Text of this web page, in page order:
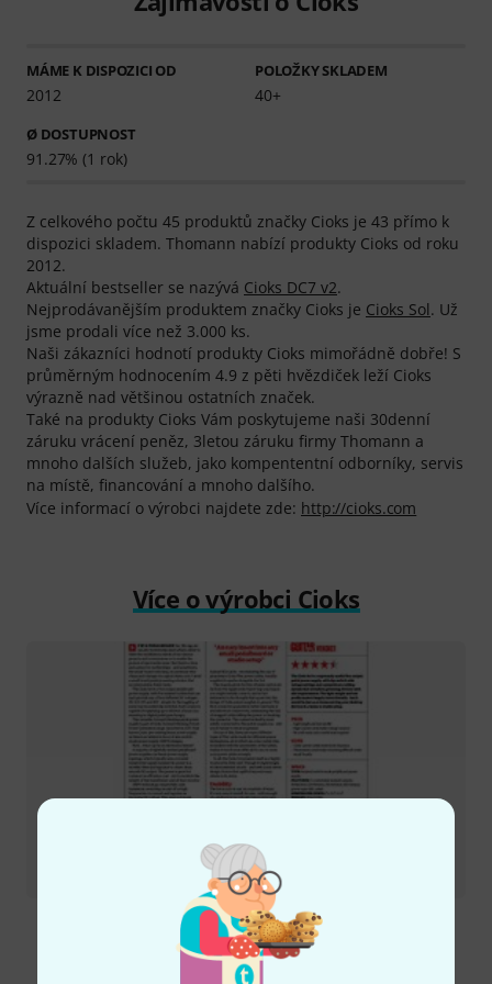
MÁME K DISPOZICI OD
2012
POLOŽKY SKLADEM
40+
Ø DOSTUPNOST
91.27% (1 rok)
Z celkového počtu 45 produktů značky Cioks je 43 přímo k
dispozici skladem. Thomann nabízí produkty Cioks od roku
2012.
Aktuální bestseller se nazývá Cioks DC7 v2.
Nejprodávanějším produktem značky Cioks je Cioks Sol. Už
jsme prodali více než 3.000 ks.
Naši zákazníci hodnotí produkty Cioks mimořádně dobře! S
průměrným hodnocením 4.9 z pěti hvězdiček leží Cioks
výrazně nad většinou ostatních značek.
Také na produkty Cioks Vám poskytujeme naši 30denní
záruku vrácení peněz, 3letou záruku firmy Thomann a
mnoho dalších služeb, jako kompententní odborníky, servis
na místě, financování a mnoho dalšího.
Více informací o výrobci najdete zde: http://cioks.com
Více o výrobci Cioks